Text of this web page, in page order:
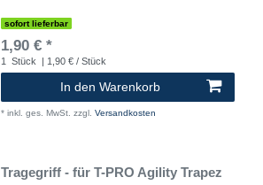
sofort lieferbar
1,90 € *
1 Stück | 1,90 € / Stück
In den Warenkorb
* inkl. ges. MwSt. zzgl. Versandkosten
Tragegriff - für T-PRO Agility Trapez